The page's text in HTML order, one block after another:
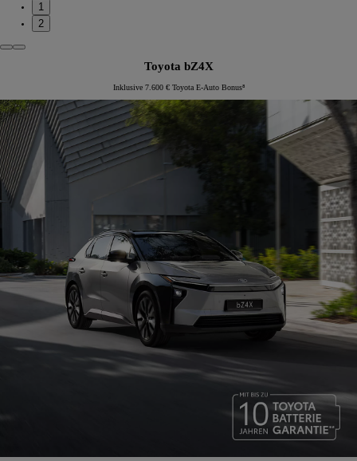
1
2
Toyota bZ4X
Inklusive 7.600 € Toyota E-Auto Bonus⁸